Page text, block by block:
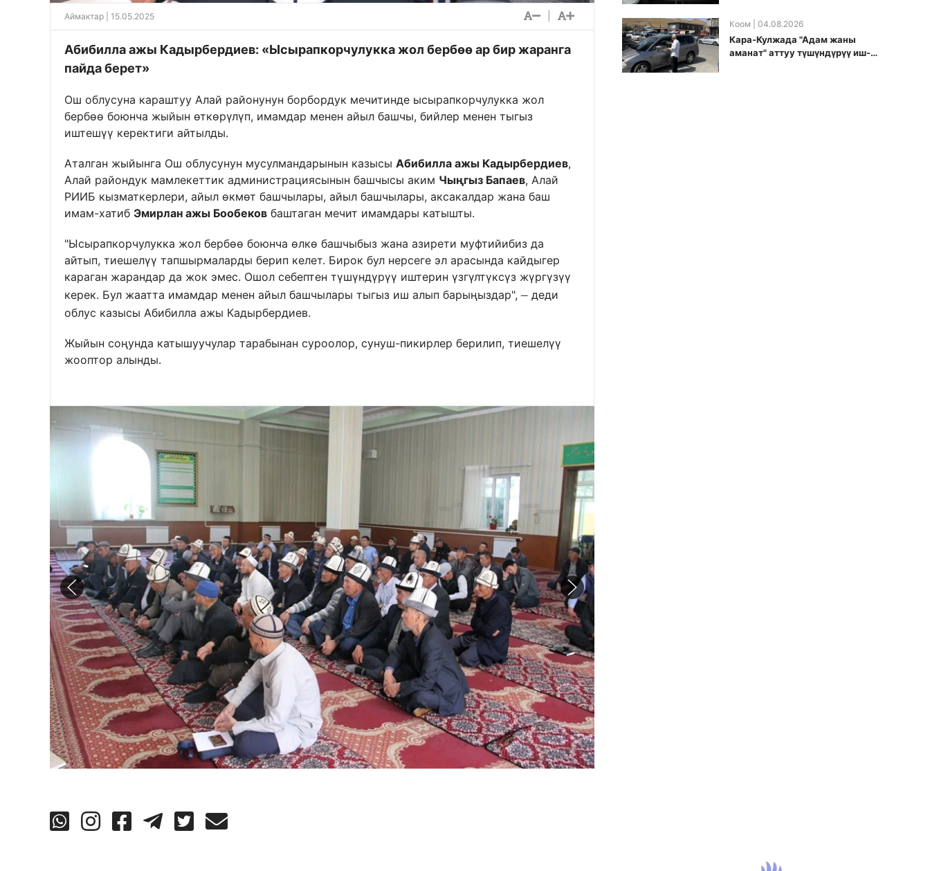
Аймактар | 15.05.2025
Абибилла ажы Кадырбердиев: «Ысырапкорчулукка жол бербөө ар бир жаранга
пайда берет»
Ош облусуна караштуу Алай районунун борбордук мечитинде ысырапкорчулукка жол
бербөө боюнча жыйын өткөрүлүп, имамдар менен айыл башчы, бийлер менен тыгыз
иштешүү керектиги айтылды.
Аталган жыйынга Ош облусунун мусулмандарынын казысы Абибилла ажы Кадырбердиев,
Алай райондук мамлекеттик администрациясынын башчысы аким Чыңгыз Бапаев, Алай
РИИБ кызматкерлери, айыл өкмөт башчылары, айыл башчылары, аксакалдар жана баш
имам-хатиб Эмирлан ажы Бообеков баштаган мечит имамдары катышты.
"Ысырапкорчулукка жол бербөө боюнча өлкө башчыбыз жана азирети муфтийибиз да
айтып, тиешелүү тапшырмаларды берип келет. Бирок бул нерсеге эл арасында кайдыгер
караган жарандар да жок эмес. Ошол себептен түшүндүрүү иштерин үзгүлтүксүз жүргүзүү
керек. Бул жаатта имамдар менен айыл башчылары тыгыз иш алып барыңыздар",– деди
облус казысы Абибилла ажы Кадырбердиев.
Жыйын соңунда катышуучулар тарабынан суроолор, сунуш-пикирлер берилип, тиешелүү
жооптор алынды.
Коом | 04.08.2026
Кара-Кулжада "Адам жаны
аманат" аттуу түшүндүрүү иш-